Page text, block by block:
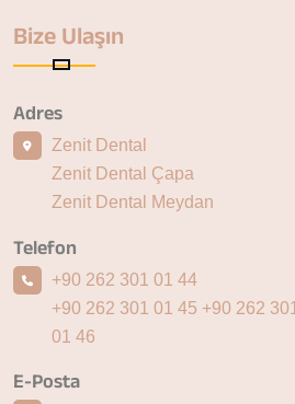
Bize Ulaşın
Adres
Zenit Dental
Zenit Dental Çapa
Zenit Dental Meydan
Telefon
+90 262 301 01 44
+90 262 301 01 45 +90 262 301
01 46
E-Posta